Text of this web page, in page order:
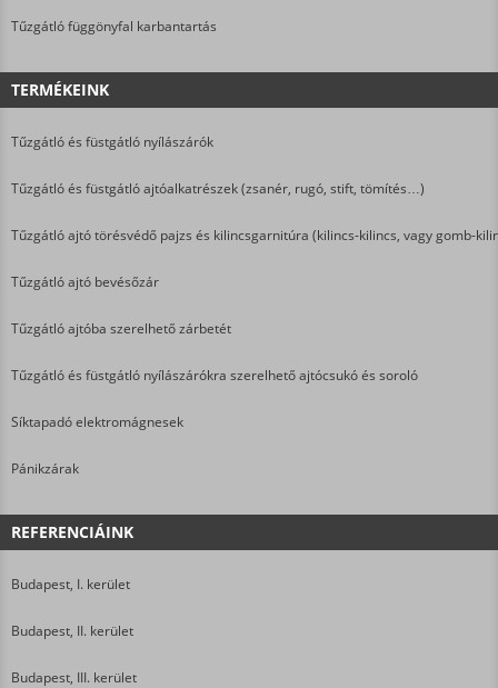
Tűzgátló függönyfal karbantartás
TERMÉKEINK
Tűzgátló és füstgátló nyílászárók
Tűzgátló és füstgátló ajtóalkatrészek (zsanér, rugó, stift, tömítés…)
Tűzgátló ajtó törésvédő pajzs és kilincsgarnitúra (kilincs-kilincs, vagy gomb-
Tűzgátló ajtó bevésőzár
Tűzgátló ajtóba szerelhető zárbetét
Tűzgátló és füstgátló nyílászárókra szerelhető ajtócsukó és soroló
Síktapadó elektromágnesek
Pánikzárak
REFERENCIÁINK
Budapest, I. kerület
Budapest, II. kerület
Budapest, III. kerület